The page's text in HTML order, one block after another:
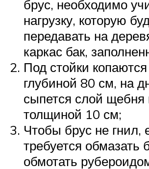
брус, необходимо
нагрузку, которую
передавать на
каркас бак,
Под стойки
глубиной 80 см, на
сыпется слой щебня
толщиной 10 см;
Чтобы брус не гнил,
требуется обмазать
обмотать